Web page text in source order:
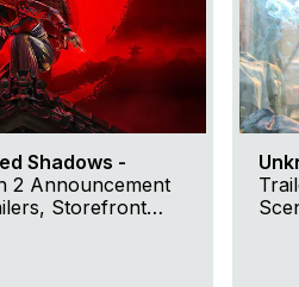
Shadows -
2 Announcement
Storefront